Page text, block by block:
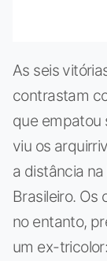
As seis
contrastam
que empatou
viu os
a distância
Brasileiro. Os
no entanto,
um ex-